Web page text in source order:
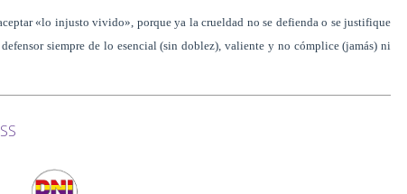
«lo injusto vivido», porque ya la crueldad no se defienda o se justifique
siempre de lo esencial (sin doblez), valiente y no cómplice (jamás) ni